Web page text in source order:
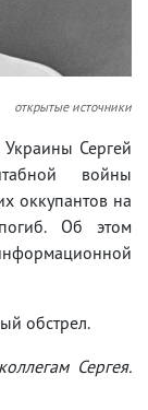
открытые источники
Сергей
войны
оккупантов на
Об этом
обстрел.
Сергея.